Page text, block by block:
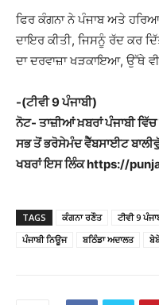
ਫਿਰ ਕੰਗਨਾ ਨੇ ਪੰਜਾਬ ਅਤੇ
ਦਾਇਰ ਕੀਤੀ, ਜਿਸਨੂੰ ਰੱਦ ਕਰ
ਦਾ ਦਰਵਾਜ਼ਾ ਖੜਕਾਇਆ, ਉੱਥੇ
-(ਟੀਵੀ 9 ਪੰਜਾਬੀ)
ਨੋਟ- ਤਾਜ਼ੀਆਂ ਖ਼ਬਰਾਂ ਪੰਜਾਬੀ
ਸਭ ਤੋਂ ਭਰੋਸੇਮੰਦ ਵੈੱਬਸਾਈਟ
ਖਬਰਾਂ ਇਸ ਲਿੰਕ https://
TAGS ਕੰਗਨਾ ਰਣੌਤ ਟੀਵੀ 9
ਪੰਜਾਬੀ ਨਿਊਜ
ਬਠਿੰਡਾ ਅਦਾਲਤ